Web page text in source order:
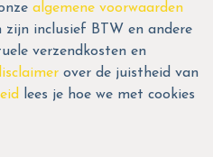
algemene voorwaarden
inclusief BTW en andere
verzendkosten en
over de juistheid van
lees je hoe we met cookies